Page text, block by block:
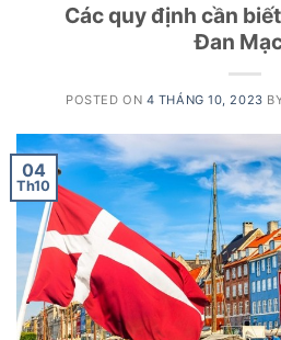
Các quy định cần
Đan
POSTED ON 4 THÁNG 10, 2023
04
Th10